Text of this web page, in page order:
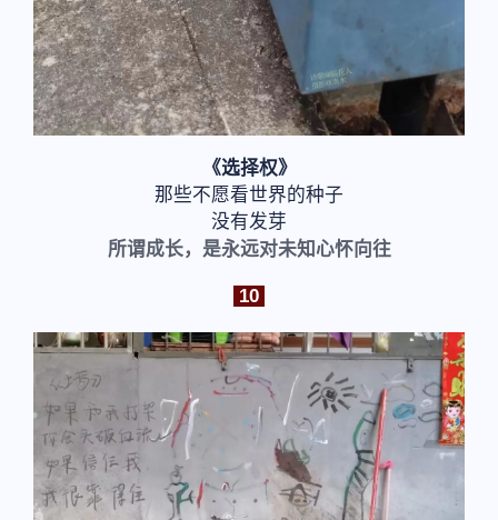
《选择权》
那些不愿看世界的种子
没有发芽
所谓成长，是永远对未知心怀向往
10